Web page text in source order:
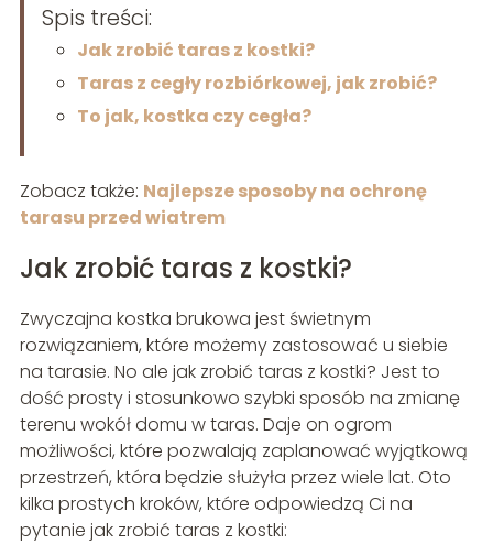
Spis treści:
Jak zrobić taras z kostki?
Taras z cegły rozbiórkowej, jak zrobić?
To jak, kostka czy cegła?
Zobacz także: Najlepsze sposoby na ochronę
tarasu przed wiatrem
Jak zrobić taras z kostki?
Zwyczajna kostka brukowa jest świetnym
rozwiązaniem, które możemy zastosować u siebie
na tarasie. No ale jak zrobić taras z kostki? Jest to
dość prosty i stosunkowo szybki sposób na zmianę
terenu wokół domu w taras. Daje on ogrom
możliwości, które pozwalają zaplanować wyjątkową
przestrzeń, która będzie służyła przez wiele lat. Oto
kilka prostych kroków, które odpowiedzą Ci na
pytanie jak zrobić taras z kostki: